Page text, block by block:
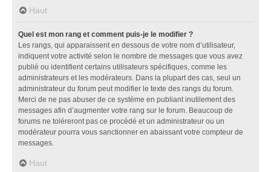
Haut
Quel est mon rang et comment puis-je le modifier ?
Les rangs, qui apparaissent en dessous de votre nom d’utilisateur,
indiquent votre activité selon le nombre de messages que vous avez
publié ou identifient certains utilisateurs spécifiques, comme les
administrateurs et les modérateurs. Dans la plupart des cas, seul un
administrateur du forum peut modifier le texte des rangs du forum.
Merci de ne pas abuser de ce système en publiant inutilement des
messages afin d’augmenter votre rang sur le forum. Beaucoup de
forums ne toléreront pas ce procédé et un administrateur ou un
modérateur pourra vous sanctionner en abaissant votre compteur de
messages.
Haut